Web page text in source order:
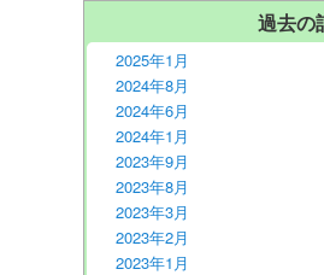
過去の
2025年1月
2024年8月
2024年6月
2024年1月
2023年9月
2023年8月
2023年3月
2023年2月
2023年1月